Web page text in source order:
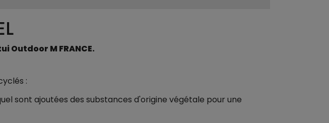
M FRANCE.
:
sont ajoutées des substances d'origine végétale pour une